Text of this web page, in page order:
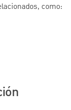
como: